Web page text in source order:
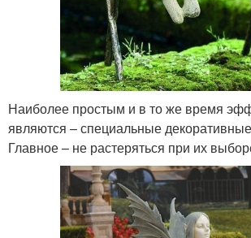
Наиболее простым и в то же время
являются – специальные
Главное – не растеряться при их